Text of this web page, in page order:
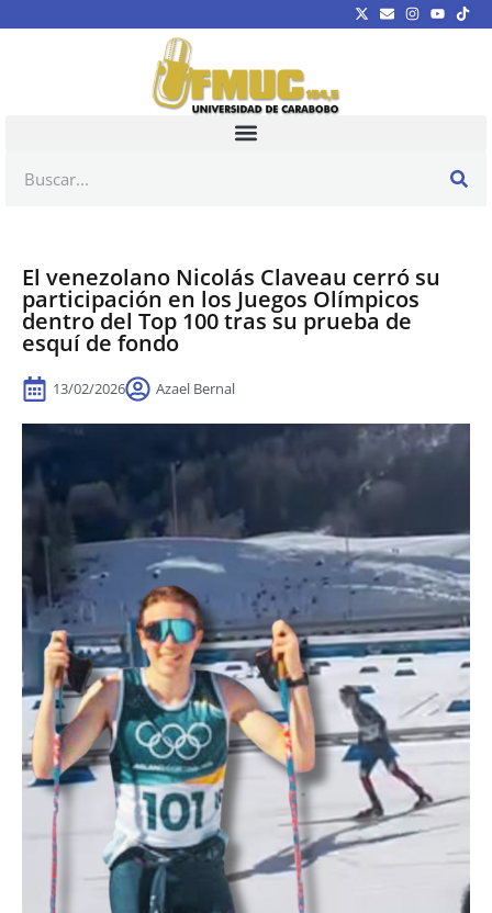
El venezolano Nicolás Claveau cerró su
participación en los Juegos Olímpicos
dentro del Top 100 tras su prueba de
esquí de fondo
13/02/2026 Azael Bernal